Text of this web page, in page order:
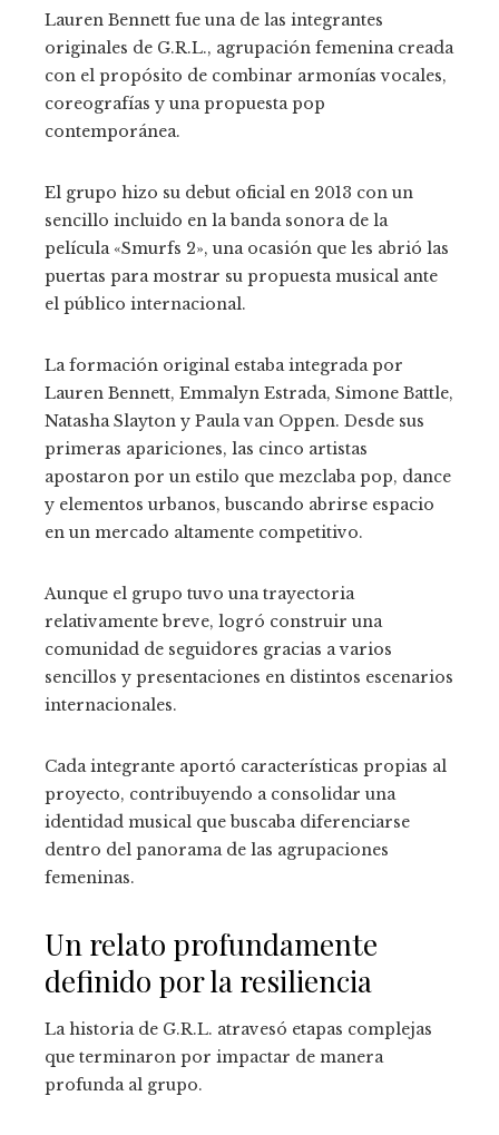
Lauren Bennett fue una de las integrantes
originales de G.R.L., agrupación femenina creada
con el propósito de combinar armonías vocales,
coreografías y una propuesta pop
contemporánea.
El grupo hizo su debut oficial en 2013 con un
sencillo incluido en la banda sonora de la
película «Smurfs 2», una ocasión que les abrió las
puertas para mostrar su propuesta musical ante
el público internacional.
La formación original estaba integrada por
Lauren Bennett, Emmalyn Estrada, Simone Battle,
Natasha Slayton y Paula van Oppen. Desde sus
primeras apariciones, las cinco artistas
apostaron por un estilo que mezclaba pop, dance
y elementos urbanos, buscando abrirse espacio
en un mercado altamente competitivo.
Aunque el grupo tuvo una trayectoria
relativamente breve, logró construir una
comunidad de seguidores gracias a varios
sencillos y presentaciones en distintos escenarios
internacionales.
Cada integrante aportó características propias al
proyecto, contribuyendo a consolidar una
identidad musical que buscaba diferenciarse
dentro del panorama de las agrupaciones
femeninas.
Un relato profundamente
definido por la resiliencia
La historia de G.R.L. atravesó etapas complejas
que terminaron por impactar de manera
profunda al grupo.